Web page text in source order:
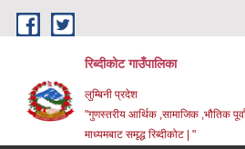
Skip to main content
रिब्दीकोट गाउँपालिका
लुम्बिनी प्रदेश
"गुणस्तरीय आर्थिक ,सामाजिक ,भौतिक
माध्यमबाट समृद्ध रिब्दीकोट | "